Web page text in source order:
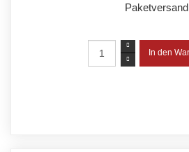
Paketversand